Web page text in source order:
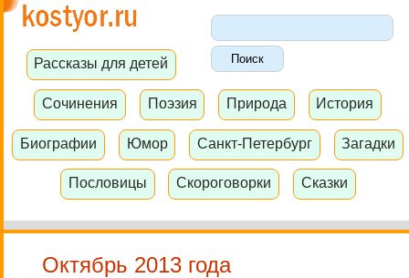
Рассказы для детей
Сочинения Поэзия Природа История
Биографии Юмор Санкт-Петербург Загадки
Пословицы Скороговорки Сказки
Октябрь 2013 года